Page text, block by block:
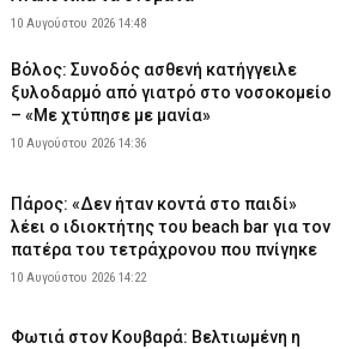
10 Αυγούστου 2026 14:48
Βόλος: Συνοδός ασθενή κατήγγειλε
ξυλοδαρμό από γιατρό στο νοσοκομείο
– «Με χτύπησε με μανία»
10 Αυγούστου 2026 14:36
Πάρος: «Δεν ήταν κοντά στο παιδί»
λέει ο ιδιοκτήτης του beach bar για τον
πατέρα του τετράχρονου που πνίγηκε
10 Αυγούστου 2026 14:22
Φωτιά στον Κουβαρά: Βελτιωμένη η